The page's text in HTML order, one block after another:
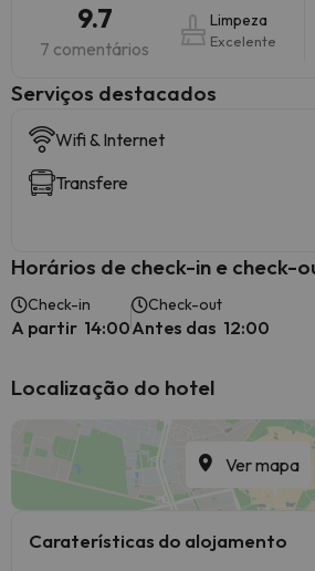
9.7
7 comentários
Limpeza
Excelente
Serviços destacados
Wifi & Internet
Transfere
Horários de check-in e check-
Check-in
A partir 14:00
Check-out
Antes das 12:00
Localização do hotel
Ver mapa
Caraterísticas do alojamento